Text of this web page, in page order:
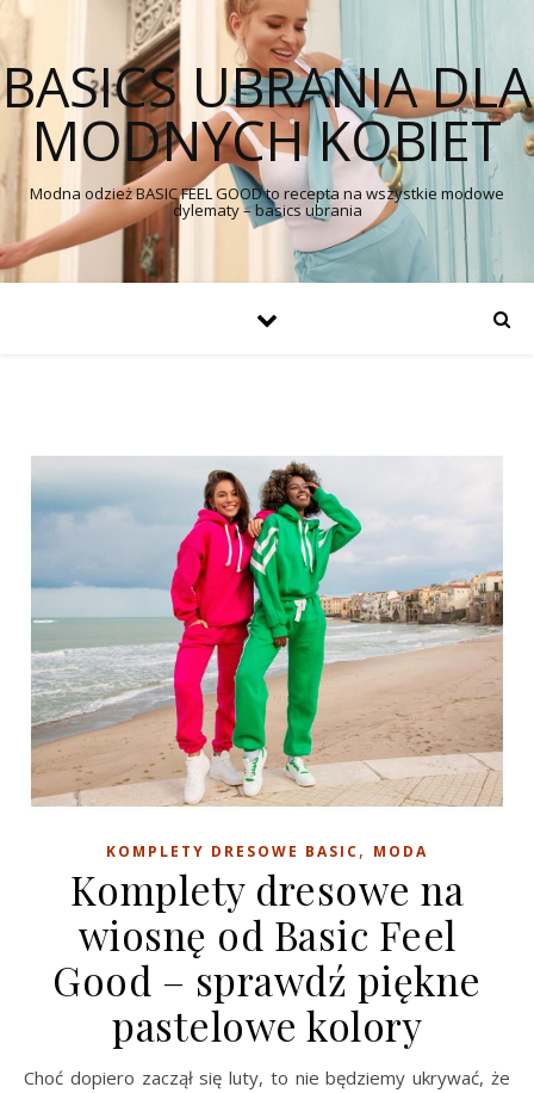
BASICS UBRANIA DLA
MODNYCH KOBIET
Modna odzież BASIC FEEL GOOD to recepta na wszystkie modowe
dylematy – basics ubrania
KOMPLETY DRESOWE BASIC, MODA
Komplety dresowe na
wiosnę od Basic Feel
Good – sprawdź piękne
pastelowe kolory
Choć dopiero zaczął się luty, to nie będziemy ukrywać, że